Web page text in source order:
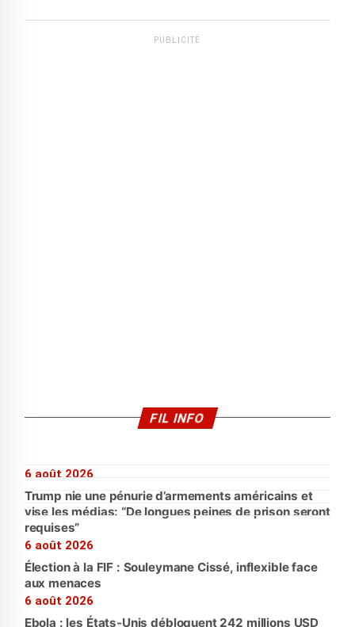
PUBLICITÉ
FIL INFO
6 août 2026
Trump nie une pénurie d’armements américains et
vise les médias: “De longues peines de prison seront
requises”
6 août 2026
Élection à la FIF : Souleymane Cissé, inflexible face
aux menaces
6 août 2026
Ebola : les États-Unis débloquent 242 millions USD